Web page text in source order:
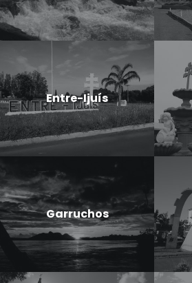
Entre-Ijuís
Garruchos